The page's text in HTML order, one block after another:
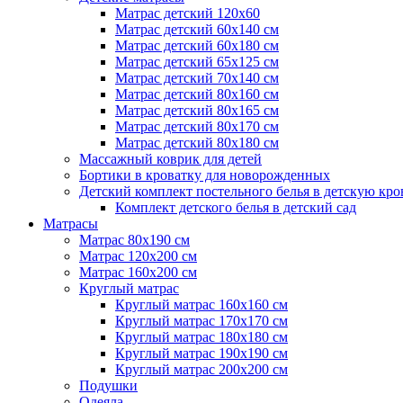
Матрас детский 120х60
Матрас детский 60х140 см
Матрас детский 60х180 см
Матрас детский 65х125 см
Матрас детский 70х140 см
Матрас детский 80х160 см
Матрас детский 80х165 см
Матрас детский 80х170 см
Матрас детский 80х180 см
Массажный коврик для детей
Бортики в кроватку для новорожденных
Детский комплект постельного белья в детскую
Комплект детского белья в детский сад
Матрасы
Матрас 80х190 см
Матраc 120х200 см
Матрас 160х200 см
Круглый матрас
Круглый матрас 160х160 см
Круглый матрас 170х170 см
Круглый матрас 180х180 см
Круглый матрас 190х190 см
Круглый матрас 200х200 см
Подушки